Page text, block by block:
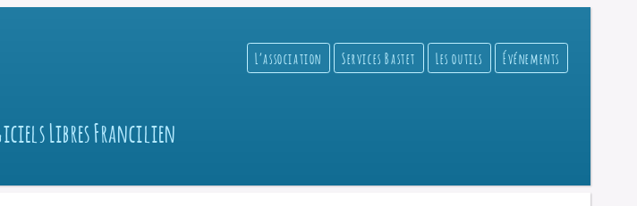
Libres Francilien
L’association Services Bastet Les outils Événements